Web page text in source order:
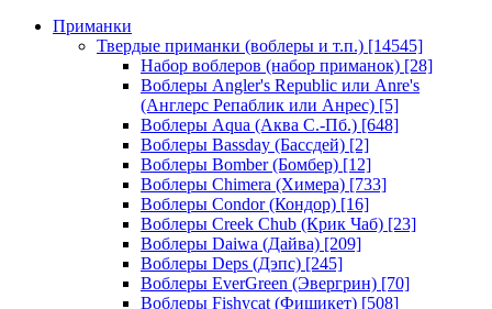
Приманки
Твердые приманки (воблеры и т.п.) [14545]
Набор воблеров (набор приманок) [28]
Воблеры Angler's Republic или Anre's
(Англерс Репаблик или Анрес) [5]
Воблеры Aqua (Аква С.-Пб.) [648]
Воблеры Bassday (Бассдей) [2]
Воблеры Bomber (Бомбер) [12]
Воблеры Chimera (Химера) [733]
Воблеры Condor (Кондор) [16]
Воблеры Creek Chub (Крик Чаб) [23]
Воблеры Daiwa (Дайва) [209]
Воблеры Deps (Дэпс) [245]
Воблеры EverGreen (Эвергрин) [70]
Воблеры Fishycat (Фишикет) [508]